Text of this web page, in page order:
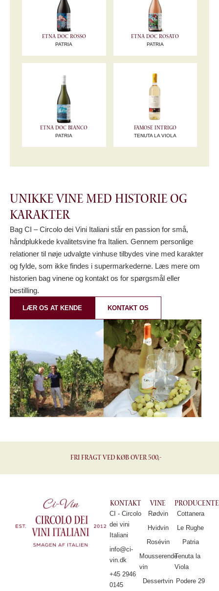
Etna DOC Rosso
PATRIA
Etna DOC Rosato
PATRIA
Etna DOC Bianco
PATRIA
Famose Intrigo
TENUTA LA VIOLA
Unikke vine med historie og
karakter
Bag CI – Circolo dei Vini Italiani står en passion for små,
håndplukkede kvalitetsvine fra Italien. Gennem personlige
relationer til nøje udvalgte vinhuse tilbydes vine med karakter
og fylde, som ikke findes i supermarkederne. Læs mere om
historien bag vinene og kontakt os for spørgsmål eller
bestilling.
LÆR OS AT KENDE KONTAKT OS
Fri fragt ved køb over 500,-
Kontakt
CI - Circolo
dei vini
Italiani
info@ci-
vin.dk
+45 2946
0145
Vine
Rødvin
Hvidvin
Rosévin
Mousserende
vin
Dessertvin
Cottanera
Le Rughe
Patria
Tenuta la
Viola
Podere 29